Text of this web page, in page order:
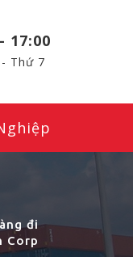
17:00
Thứ 7
đi
Corp